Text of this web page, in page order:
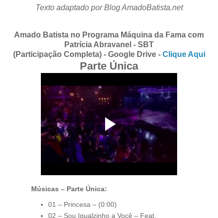
Texto adaptado por Blog AmadoBatista.net
Amado Batista no Programa Máquina da Fama com
Patrícia Abravanel - SBT
(Participação Completa) - Google Drive - Clique Aqui
Parte Única
Músicas – Parte Única:
01 – Princesa – (0:00)
02 – Sou Igualzinho a Você – Feat.